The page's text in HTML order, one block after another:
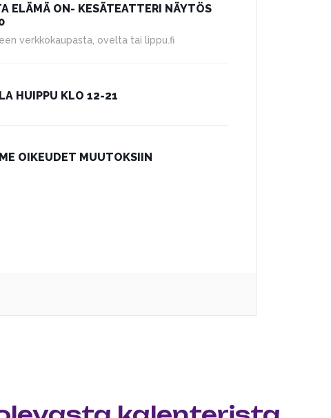
ELÄMÄ ON- KESÄTEATTERI NÄYTÖS
verkkokaupasta, ovelta tai lippu.fi
HUIPPU KLO 12-21
OIKEUDET MUUTOKSIIN